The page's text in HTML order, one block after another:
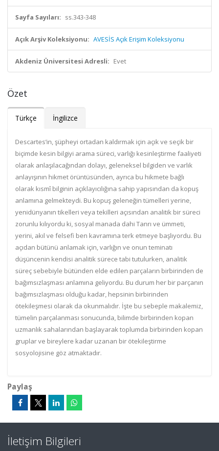
Sayfa Sayıları: ss.343-348
Açık Arşiv Koleksiyonu: AVESİS Açık Erişim Koleksiyonu
Akdeniz Üniversitesi Adresli: Evet
Özet
Türkçe İngilizce
Descartes’in, şüpheyi ortadan kaldırmak için açık ve seçik bir
biçimde kesin bilgiyi arama süreci, varlığı kesinleştirme faaliyeti
olarak anlaşılacağından dolayı, geleneksel bilgiden ve varlık
anlayışının hikmet örüntüsünden, ayrıca bu hikmete bağlı
olarak kısmî bilginin açıklayıcılığına sahip yapısından da kopuş
anlamına gelmekteydi. Bu kopuş geleneğin tümelleri yerine,
yenidünyanın tikelleri veya tekilleri açısından analitik bir süreci
zorunlu kılıyordu ki, sosyal manada dahi Tanrı ve ümmeti,
yerini, akıl ve felsefi ben kavramına terk etmeye başlıyordu. Bu
açıdan bütünü anlamak için, varlığın ve onun teminatı
düşüncenin kendisi analitik sürece tabi tutulurken, analitik
süreç sebebiyle bütünden elde edilen parçaların birbirinden de
bağımsızlaşması anlamına geliyordu. Bu durum her bir parçanın
bağımsızlaşması olduğu kadar, hepsinin birbirinden
ötekileşmesi olarak da okunmalıdır. İşte bu sebeple makalemiz,
tümelin parçalanması sonucunda, bilimde birbirinden kopan
uzmanlık sahalarından başlayarak toplumda birbirinden kopan
gruplar ve bireylere kadar uzanan bir ötekileştirme
sosyolojisine göz atmaktadır.
Paylaş
İletişim Bilgileri